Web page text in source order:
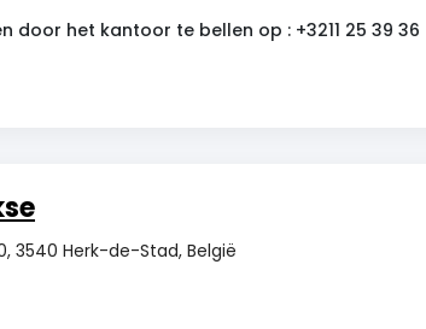
door het kantoor te bellen op : +3211 25 39 36
3540 Herk-de-Stad, België